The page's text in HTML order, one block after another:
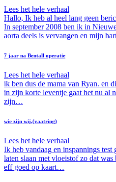
Lees het hele verhaal
Hallo, Ik heb al heel lang geen
In september 2008 ben ik in
aorta deels is vervangen en mijn
7 jaar na Bentall operatie
Lees het hele verhaal
ik ben dus de mama van Ryan. en
in zijn korte leventje gaat het nu al
zijn…
wie zijn wij.(vaatring)
Lees het hele verhaal
Ik heb vandaag en inspannings test
laten slaan met vloeistof zo dat
eff goed op kaart…